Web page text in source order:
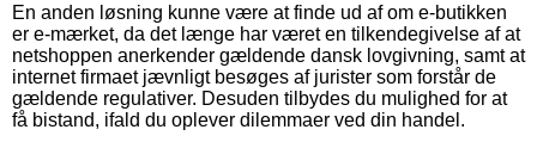
En anden løsning kunne være at finde ud af om e-butikken
er e-mærket, da det længe har været en tilkendegivelse af at
netshoppen anerkender gældende dansk lovgivning, samt at
internet firmaet jævnligt besøges af jurister som forstår de
gældende regulativer. Desuden tilbydes du mulighed for at
få bistand, ifald du oplever dilemmaer ved din handel.